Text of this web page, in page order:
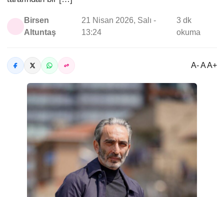
Birsen
Altuntaş
21 Nisan 2026, Salı -
13:24
3 dk
okuma
A- A A+